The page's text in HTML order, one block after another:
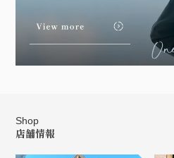
Shop
店舗情報